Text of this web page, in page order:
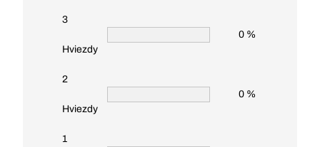
3
Hviezdy
0 %
2
Hviezdy
0 %
1